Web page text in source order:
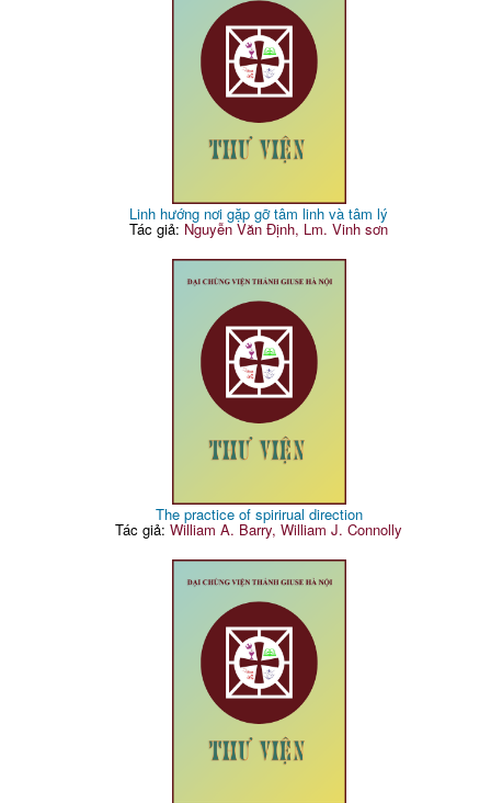
Linh hướng nơi gặp gỡ tâm linh và tâm lý
Tác giả: Nguyễn Văn Định, Lm. Vinh sơn
The practice of spirirual direction
Tác giả:William A. Barry, William J. Connolly